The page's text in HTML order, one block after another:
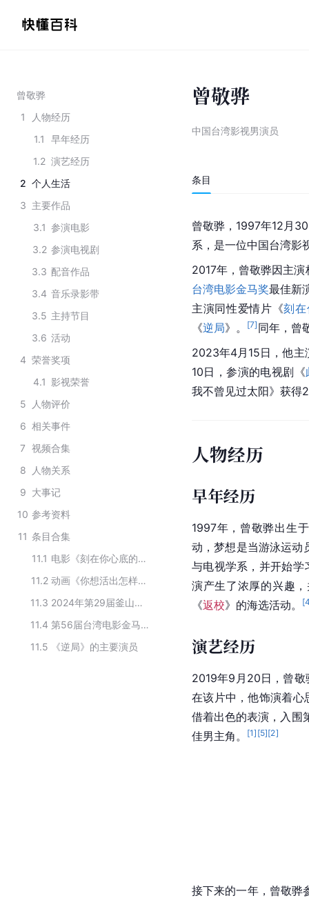
曾敬骅
1
人物经历
1.1
早年经历
1.2 演艺经历
2 个人生活
3 主要作品
3.1 参演电影
3.2 参演电视剧
3.3 配音作品
3.4 音乐录影带
3.5 主持节目
3.6 活动
4 荣誉奖项
4.1 影视荣誉
5
人物评价
6 相关事件
7 视频合集
8
人物关系
9 大事记
10 参考资料
11 条目合集
11.1
电影《刻在你心底的名字》的主要演员
11.2
动画《你想活出怎样的人生》的演职人员
11.3
2024年第29届釜山国际电影节“亚洲内容大赏”入围名单
11.4
第56届台湾电影金马奖最佳新演员提名
11.5
《逆局》的主要演员
曾敬骅
中国台湾影视男演员
条目
曾敬骅，1997年12月
系，是一位中国台湾影
2017年，曾敬骅因主
台湾电影金马奖最佳新
主演同性爱情片《刻
《逆局》。 [7] 同年，曾
2023年4月15日，他主
10日，参演的电视剧《
我不曾见过太阳》获得
人物经历
早年经历
1997年，曾敬骅出生
动，梦想是当游泳运动
与电视学系，并开始学
演产生了浓厚的兴趣
《返校》的海选活动。 [
演艺经历
2019年9月20日，曾敬
在该片中，他饰演着心
借着出色的表演，入围
佳男主角。
[1] [5][2]
接下来的一年，曾敬